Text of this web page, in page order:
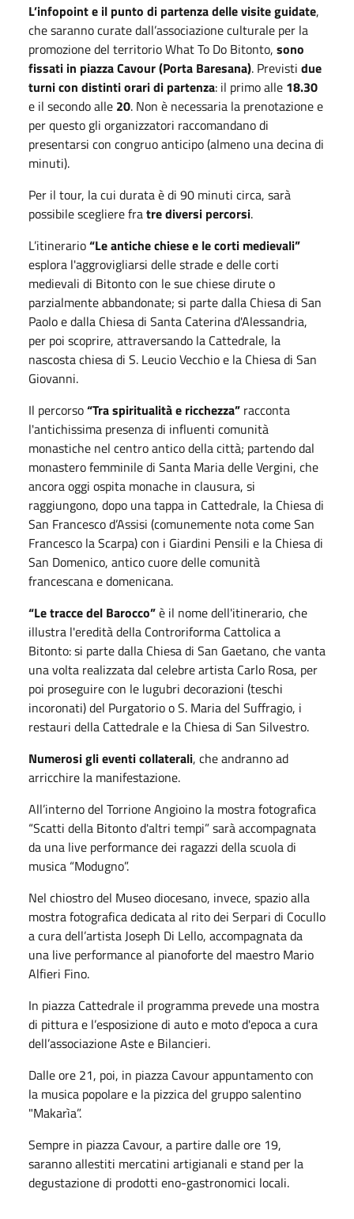
L’infopoint e il punto di partenza delle visite guidate,
che saranno curate dall’associazione culturale per la
promozione del territorio What To Do Bitonto, sono
fissati in piazza Cavour (Porta Baresana). Previsti due
turni con distinti orari di partenza: il primo alle 18.30
e il secondo alle 20. Non è necessaria la prenotazione e
per questo gli organizzatori raccomandano di
presentarsi con congruo anticipo (almeno una decina di
minuti).
Per il tour, la cui durata è di 90 minuti circa, sarà
possibile scegliere fratre diversi percorsi.
L’itinerario“Le antiche chiese e le corti medievali”
esplora l'aggrovigliarsi delle strade e delle corti
medievali di Bitonto con le sue chiese dirute o
parzialmente abbandonate; si parte dalla Chiesa di San
Paolo e dalla Chiesa di Santa Caterina d'Alessandria,
per poi scoprire, attraversando la Cattedrale, la
nascosta chiesa di S. Leucio Vecchio e la Chiesa di San
Giovanni.
Il percorso“Tra spiritualità e ricchezza” racconta
l'antichissima presenza di influenti comunità
monastiche nel centro antico della città; partendo dal
monastero femminile di Santa Maria delle Vergini, che
ancora oggi ospita monache in clausura, si
raggiungono, dopo una tappa in Cattedrale, la Chiesa di
San Francesco d’Assisi (comunemente nota come San
Francesco la Scarpa) con i Giardini Pensili e la Chiesa di
San Domenico, antico cuore delle comunità
francescana e domenicana.
“Le tracce del Barocco”è il nome dell'itinerario, che
illustra l'eredità della Controriforma Cattolica a
Bitonto: si parte dalla Chiesa di San Gaetano, che vanta
una volta realizzata dal celebre artista Carlo Rosa, per
poi proseguire con le lugubri decorazioni (teschi
incoronati) del Purgatorio o S. Maria del Suffragio, i
restauri della Cattedrale e la Chiesa di San Silvestro.
Numerosi glieventi collaterali, che andranno ad
arricchire la manifestazione.
All’interno del Torrione Angioino la mostra fotografica
“Scatti della Bitonto d'altri tempi” sarà accompagnata
da una live performance dei ragazzi della scuola di
musica “Modugno”.
Nel chiostro del Museo diocesano, invece, spazio alla
mostra fotografica dedicata al rito dei Serpari di Cocullo
a cura dell’artista Joseph Di Lello, accompagnata da
una live performance al pianoforte del maestro Mario
Alfieri Fino.
In piazza Cattedrale il programma prevede una mostra
di pittura e l’esposizione di auto e moto d'epoca a cura
dell’associazione Aste e Bilancieri.
Dalle ore 21, poi, in piazza Cavour appuntamento con
la musica popolare e la pizzica del gruppo salentino
"Makarìa”.
Sempre in piazza Cavour, a partire dalle ore 19,
saranno allestiti mercatini artigianali e stand per la
degustazione di prodotti eno-gastronomici locali.